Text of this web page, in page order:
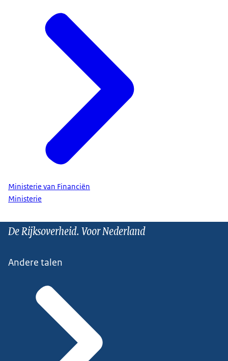
Ministerie van Financiën
Ministerie
De Rijksoverheid. Voor Nederland
Andere talen